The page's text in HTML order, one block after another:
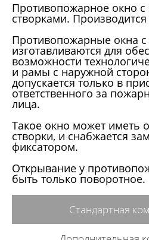
Противопожарное окно
створками.
Противопожарные окна
изготавливаются для
возможности
и рамы с наружной
допускается только в
ответственного за
лица.
Такое окно может иметь
створки, и снабжается
фиксатором.
Открывание у
быть только поворотное.
Стандартная